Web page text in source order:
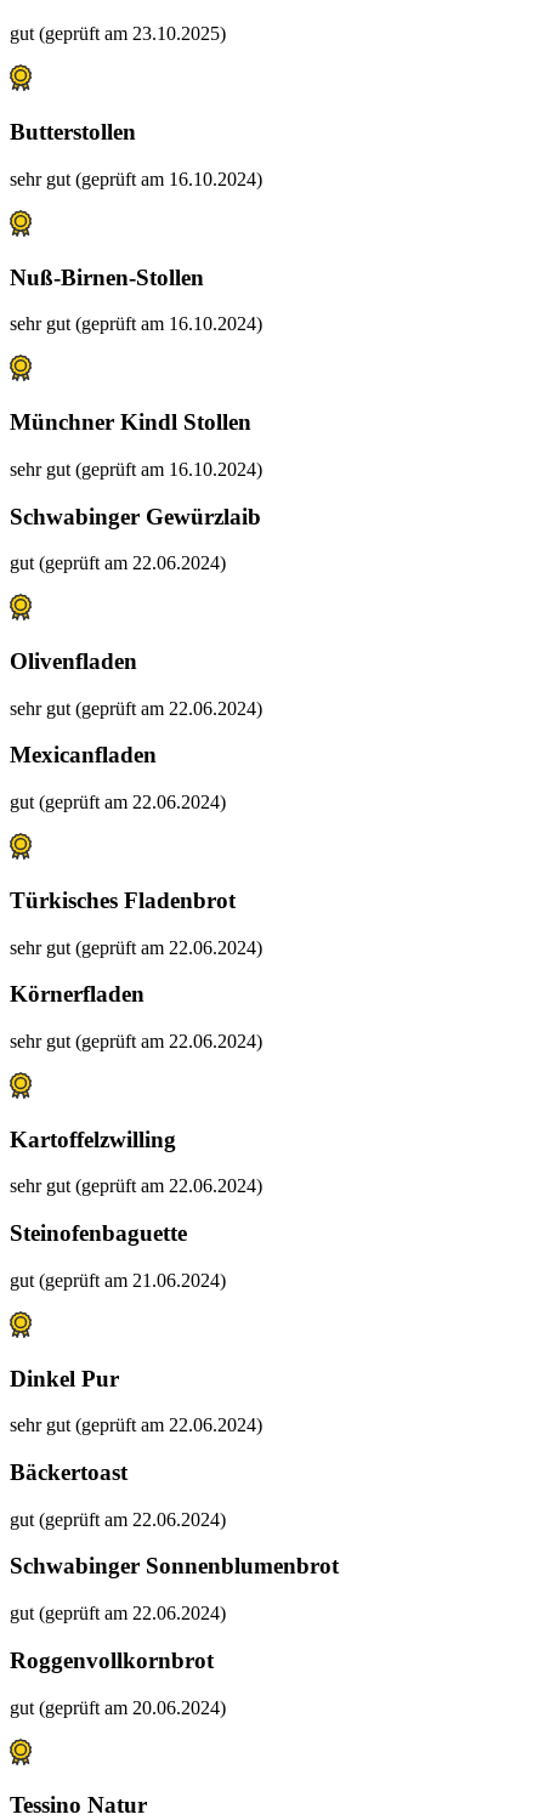
gut (geprüft am 23.10.2025)
Butterstollen
sehr gut (geprüft am 16.10.2024)
Nuß-Birnen-Stollen
sehr gut (geprüft am 16.10.2024)
Münchner Kindl Stollen
sehr gut (geprüft am 16.10.2024)
Schwabinger Gewürzlaib
gut (geprüft am 22.06.2024)
Olivenfladen
sehr gut (geprüft am 22.06.2024)
Mexicanfladen
gut (geprüft am 22.06.2024)
Türkisches Fladenbrot
sehr gut (geprüft am 22.06.2024)
Körnerfladen
sehr gut (geprüft am 22.06.2024)
Kartoffelzwilling
sehr gut (geprüft am 22.06.2024)
Steinofenbaguette
gut (geprüft am 21.06.2024)
Dinkel Pur
sehr gut (geprüft am 22.06.2024)
Bäckertoast
gut (geprüft am 22.06.2024)
Schwabinger Sonnenblumenbrot
gut (geprüft am 22.06.2024)
Roggenvollkornbrot
gut (geprüft am 20.06.2024)
Tessino Natur